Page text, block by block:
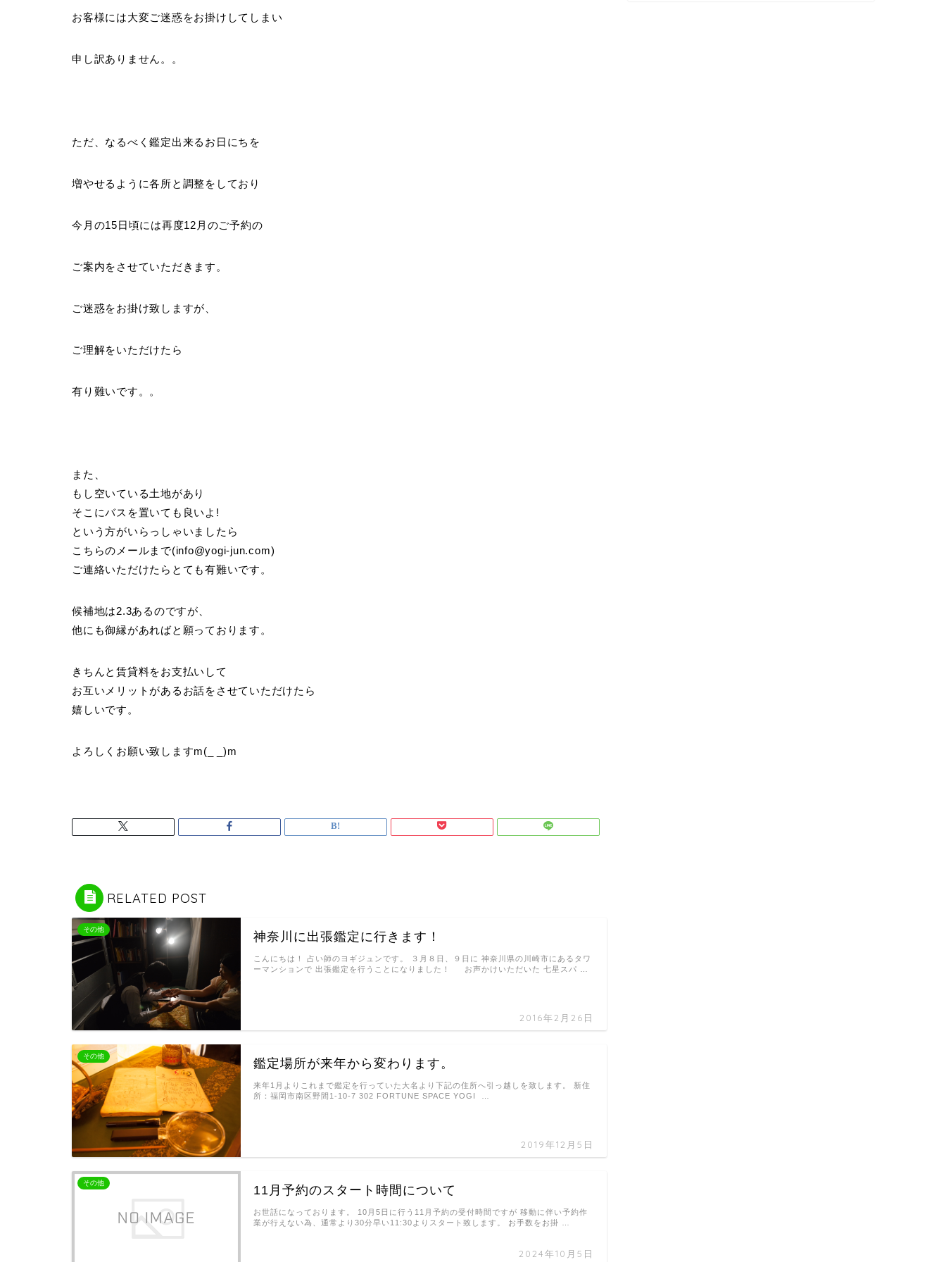
お客様には大変ご迷惑をお掛けしてしまい
申し訳ありません。。
ただ、なるべく鑑定出来るお日にちを
増やせるように各所と調整をしており
今月の15日頃には再度12 月のご予約の
ご案内をさせていただきます。
ご迷惑をお掛け致しますが、
ご理解をいただけたら
有り難いです。。
また、
もし空いている土地があり
そこにバスを置いても良いよ!
という方がいらっしゃいましたら
こちらのメールまで(info@yogi-jun.com)
ご連絡いただけたらとても有難いです。
候補地は2.3あるのですが、
他にも御縁があればと願っております。
きちんと賃貸料をお支払いして
お互いメリットがあるお話をさせていただけたら
嬉しいです。
よろしくお願い致しますm(_ _)m
RELATED POST
その他
神奈川に出張鑑定に行きます！
2016年2月26日
こんにちは！ 占い師のヨギジュンです。 ３月８日、９日に 神奈川県の川崎市にあるタワ
ーマンションで 出張鑑定を行うことになりました！ お声かけいただいた 七星スパ …
その他
鑑定場所が来年から変わります。
2019年12月5日
来年1月よりこれまで鑑定を行っていた大名より下記の住所へ引っ越しを致します。 新住
所：福岡市南区野間1-10-7 302 FORTUNE SPACE YOGI …
その他
11月予約のスタート時間について
2024年10月5日
お世話になっております。 10月5日に行う11月予約の受付時間ですが 移動に伴い予約作
業が行えない為、通常より30分早い11:30よりスタート致します。 お手数をお掛 …